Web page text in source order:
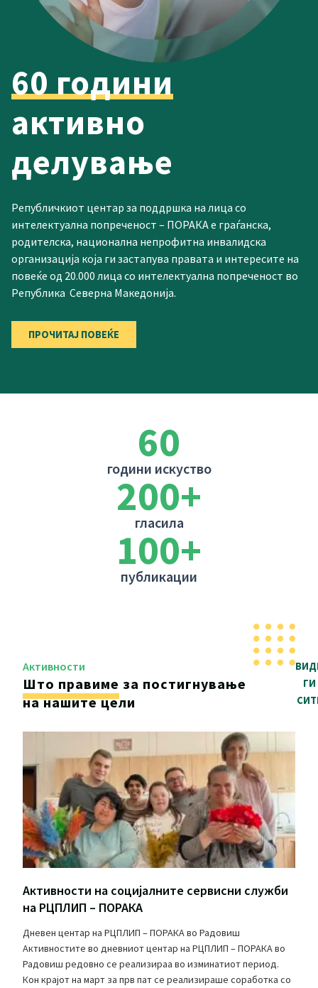
60 години
активно
делување
Републичкиот центар за поддршка на лица со
интелектуална попреченост – ПОРАКА е граѓанска,
родителска, национална непрофитна инвалидска
организација која ги застапува правата и интересите на
повеќе од 20.000 лица со интелектуална попреченост во
Република Северна Македонија.
ПРОЧИТАЈ ПОВЕЌЕ
години искуство
60
гласила
200+
публикации
100+
Активности
Што правиме за постигнување
на нашите цели
ГИ
Активности на социјалните сервисни служби
на РЦПЛИП – ПОРАКА
Дневен центар на РЦПЛИП – ПОРАКА во Радовиш
Активностите во дневниот центар на РЦПЛИП – ПОРАКА во
Радовиш редовно се реализираа во изминатиот период.
Кон крајот на март за прв пат се реализираше соработка со